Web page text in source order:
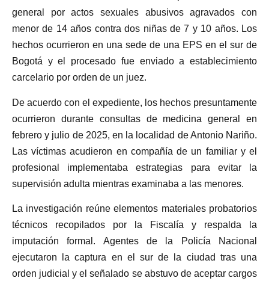
general por actos sexuales abusivos agravados con
menor de 14 años contra dos niñas de 7 y 10 años. Los
hechos ocurrieron en una sede de una EPS en el sur de
Bogotá y el procesado fue enviado a establecimiento
carcelario por orden de un juez.
De acuerdo con el expediente, los hechos presuntamente
ocurrieron durante consultas de medicina general en
febrero y julio de 2025, en la localidad de Antonio Nariño.
Las víctimas acudieron en compañía de un familiar y el
profesional implementaba estrategias para evitar la
supervisión adulta mientras examinaba a las menores.
La investigación reúne elementos materiales probatorios
técnicos recopilados por la Fiscalía y respalda la
imputación formal. Agentes de la Policía Nacional
ejecutaron la captura en el sur de la ciudad tras una
orden judicial y el señalado se abstuvo de aceptar cargos